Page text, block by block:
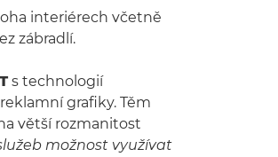
interiérech včetně
zábradlí.
s technologií
grafiky. Těm
větší rozmanitost
možnost využívat